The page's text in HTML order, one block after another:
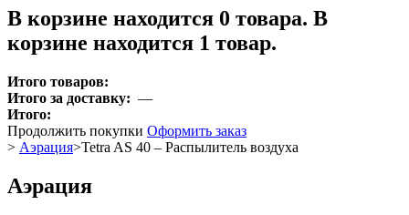
В корзине находится 0 товара. В
корзине находится 1 товар.
Итого товаров:
Итого за доставку: —
Итого:
Продолжить покупки Оформить заказ
> Аэрация>Tetra AS 40 – Распылитель воздуха
Аэрация